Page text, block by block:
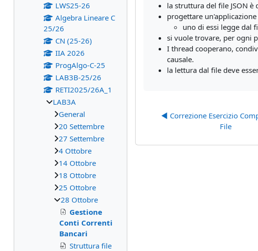
la struttura del file JSON
progettare
uno di essi legge dal
si vuole trovare, per ogni
I thread cooperano,
causale.
la lettura dal file deve
◀︎ Correzione Esercizio
File
LWS25-26
Algebra Lineare C
25/26
CN (25-26)
IIA 2026
ProgAlgo-C-25
LAB3B-25/26
RETI2025/26A_1
LAB3A
General
20 Settembre
27 Settembre
4 Ottobre
14 Ottobre
18 Ottobre
25 Ottobre
28 Ottobre
Gestione
Conti Correnti
Bancari
Struttura file